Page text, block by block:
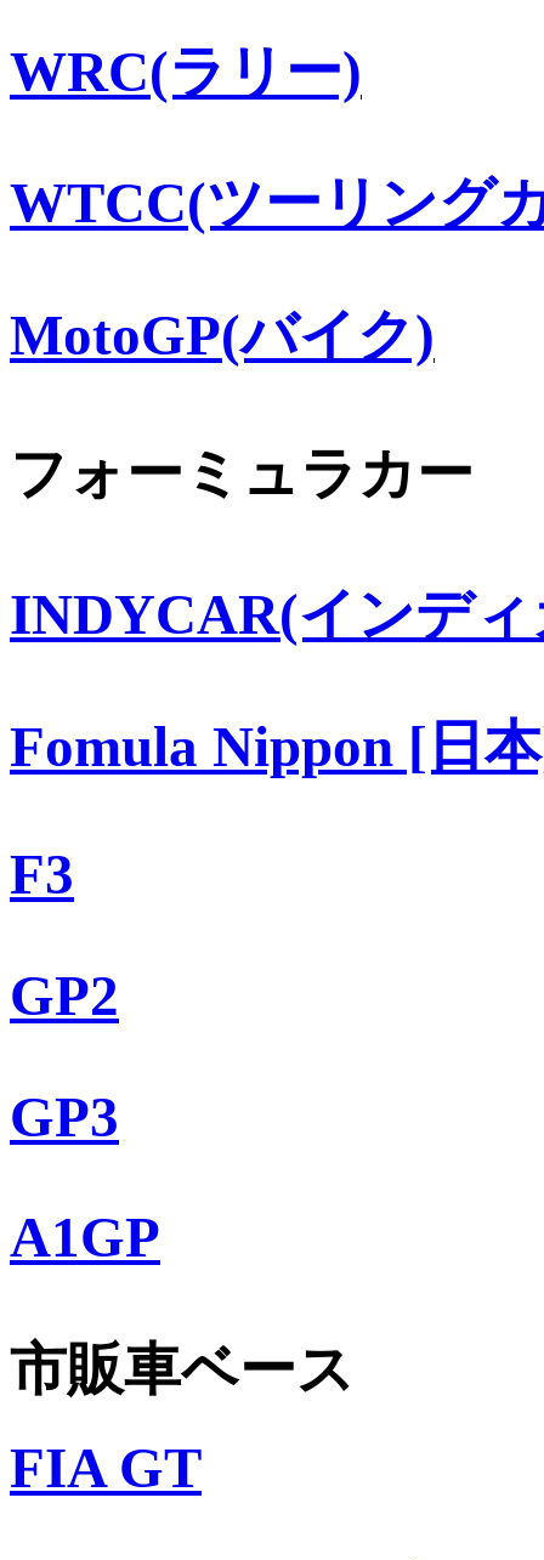
WRC(ラリー)
WTCC(ツーリング
MotoGP(バイク)
フォーミュラカー
INDYCAR(インデ
Fomula Nippon [日
F3
GP2
GP3
A1GP
市販車ベース
FIA GT